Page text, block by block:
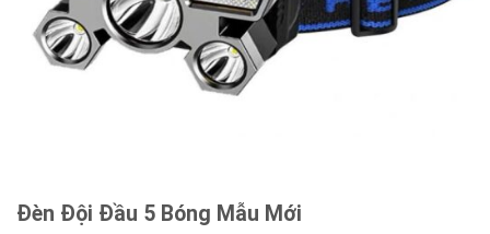
Đèn Đội Đầu 5 Bóng Mẫu Mới